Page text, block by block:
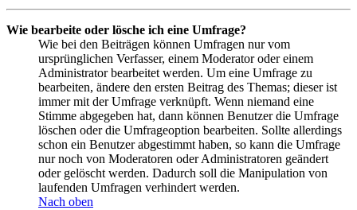
Wie bearbeite oder lösche ich eine Umfrage?
Wie bei den Beiträgen können Umfragen nur vom
ursprünglichen Verfasser, einem Moderator oder einem
Administrator bearbeitet werden. Um eine Umfrage zu
bearbeiten, ändere den ersten Beitrag des Themas; dieser ist
immer mit der Umfrage verknüpft. Wenn niemand eine
Stimme abgegeben hat, dann können Benutzer die Umfrage
löschen oder die Umfrageoption bearbeiten. Sollte allerdings
schon ein Benutzer abgestimmt haben, so kann die Umfrage
nur noch von Moderatoren oder Administratoren geändert
oder gelöscht werden. Dadurch soll die Manipulation von
laufenden Umfragen verhindert werden.
Nach oben